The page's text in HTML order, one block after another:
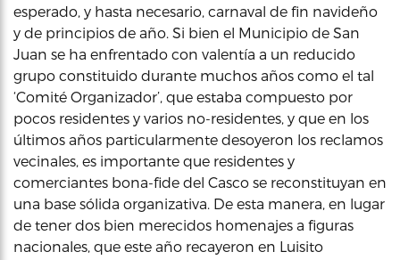
esperado, y hasta necesario, carnaval de fin navideño
y de principios de año. Si bien el Municipio de San
Juan se ha enfrentado con valentía a un reducido
grupo constituido durante muchos años como el tal
‘Comité Organizador’, que estaba compuesto por
pocos residentes y varios no-residentes, y que en los
últimos años particularmente desoyeron los reclamos
vecinales, es importante que residentes y
comerciantes bona-fide del Casco se reconstituyan en
una base sólida organizativa. De esta manera, en lugar
de tener dos bien merecidos homenajes a figuras
nacionales, que este año recayeron en Luisito